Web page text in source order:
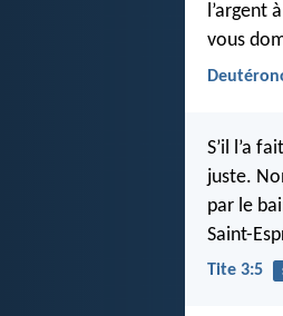
l’argent
vous
S’il l’a
juste.
par le
Saint-
Tite 3:5